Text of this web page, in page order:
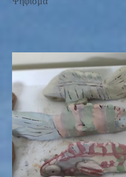
άρθρων